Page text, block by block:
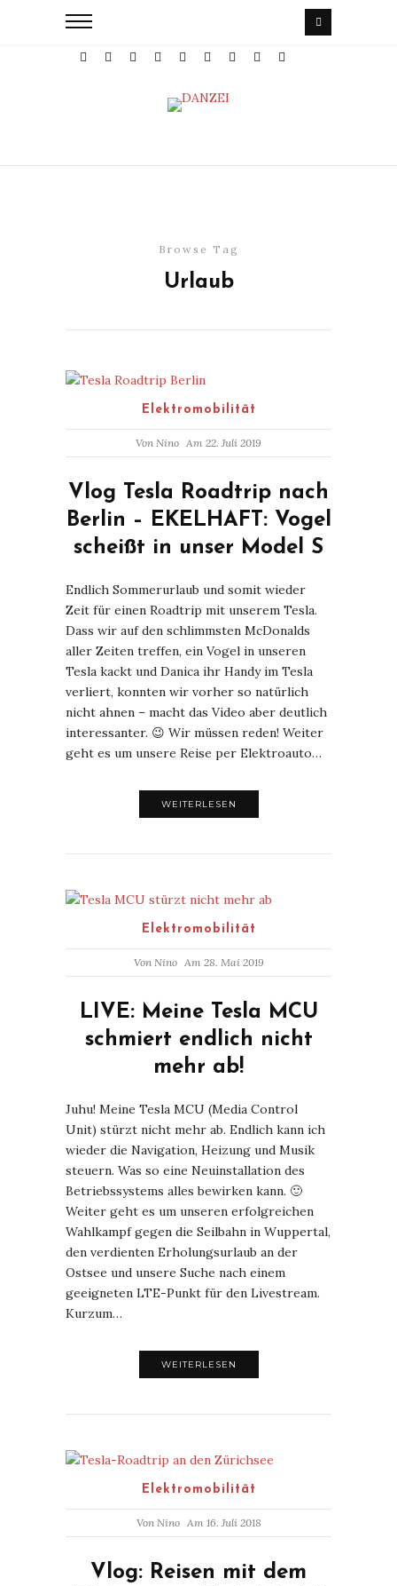
Browse Tag
Urlaub
Elektromobilität
Von Nino Am 22. Juli 2019
Vlog Tesla Roadtrip nach
Berlin – EKELHAFT: Vogel
scheißt in unser Model S
Endlich Sommerurlaub und somit wieder
Zeit für einen Roadtrip mit unserem Tesla.
Dass wir auf den schlimmsten McDonalds
aller Zeiten treffen, ein Vogel in unseren
Tesla kackt und Danica ihr Handy im Tesla
verliert, konnten wir vorher so natürlich
nicht ahnen – macht das Video aber deutlich
interessanter. 😉 Wir müssen reden! Weiter
geht es um unsere Reise per Elektroauto…
WEITERLESEN
Elektromobilität
Von Nino Am 28. Mai 2019
LIVE: Meine Tesla MCU
schmiert endlich nicht
mehr ab!
Juhu! Meine Tesla MCU (Media Control
Unit) stürzt nicht mehr ab. Endlich kann ich
wieder die Navigation, Heizung und Musik
steuern. Was so eine Neuinstallation des
Betriebssystems alles bewirken kann. 🙂
Weiter geht es um unseren erfolgreichen
Wahlkampf gegen die Seilbahn in Wuppertal,
den verdienten Erholungsurlaub an der
Ostsee und unsere Suche nach einem
geeigneten LTE-Punkt für den Livestream.
Kurzum…
WEITERLESEN
Elektromobilität
Von Nino Am 16. Juli 2018
Vlog: Reisen mit dem